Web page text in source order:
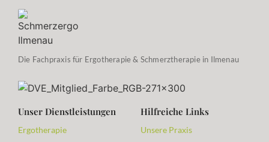
Die Fachpraxis für Ergotherapie & Schmerztherapie in Ilmenau
Unser Dienstleistungen
Ergotherapie
Hilfreiche Links
Unsere Praxis